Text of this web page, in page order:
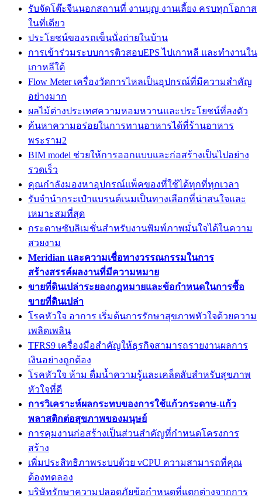
รับจัดโต๊ะจีนนอกสถานที่ งานบุญ งานเลี้ยง ครบทุกโอกาส
ในที่เดียว
ประโยชน์ของรถเข็นนั่งถ่ายในบ้าน
การเข้าร่วมระบบการติวสอบEPS ไปเกาหลี และทำงานใน
เกาหลีใต้
Flow Meter เครื่องวัดการไหลเป็นอุปกรณ์ที่มีความสำคัญ
อย่างมาก
ผลไม้ต่างประเทศความหอมหวานและประโยชน์ที่ลงตัว
ค้นหาความอร่อยในการทานอาหารได้ที่ร้านอาหาร
พระราม2
BIM model ช่วยให้การออกแบบและก่อสร้างเป็นไปอย่าง
รวดเร็ว
คุณกำลังมองหาอุปกรณ์แพ็คของที่ใช้ได้ทุกที่ทุกเวลา
รับจำนำกระเป๋าแบรนด์เนมเป็นทางเลือกที่น่าสนใจและ
เหมาะสมที่สุด
กระดาษซับลิเมชั่นสำหรับงานพิมพ์ภาพมั่นใจได้ในความ
สวยงาม
Meridian และความเชื่อทางวรรณกรรมในการ
สร้างสรรค์ผลงานที่มีความหมาย
ขายที่ดินเปล่าระยองกฎหมายและข้อกำหนดในการซื้อ
ขายที่ดินเปล่า
โรคหัวใจ อาการ เริ่มต้นการรักษาสุขภาพหัวใจด้วยความ
เพลิดเพลิน
TFRS9 เครื่องมือสำคัญให้ธุรกิจสามารถรายงานผลการ
เงินอย่างถูกต้อง
โรคหัวใจ ห้าม ดื่มน้ำความรู้และเคล็ดลับสำหรับสุขภาพ
หัวใจที่ดี
การวิเคราะห์ผลกระทบของการใช้แก้วกระดาษ-แก้ว
พลาสติกต่อสุขภาพของมนุษย์
การคุมงานก่อสร้างเป็นส่วนสำคัญที่กำหนดโครงการ
สร้าง
เพิ่มประสิทธิภาพระบบด้วย vCPU ความสามารถที่คุณ
ต้องทดลอง
บริษัทรักษาความปลอดภัยข้อกำหนดที่แตกต่างจากการ